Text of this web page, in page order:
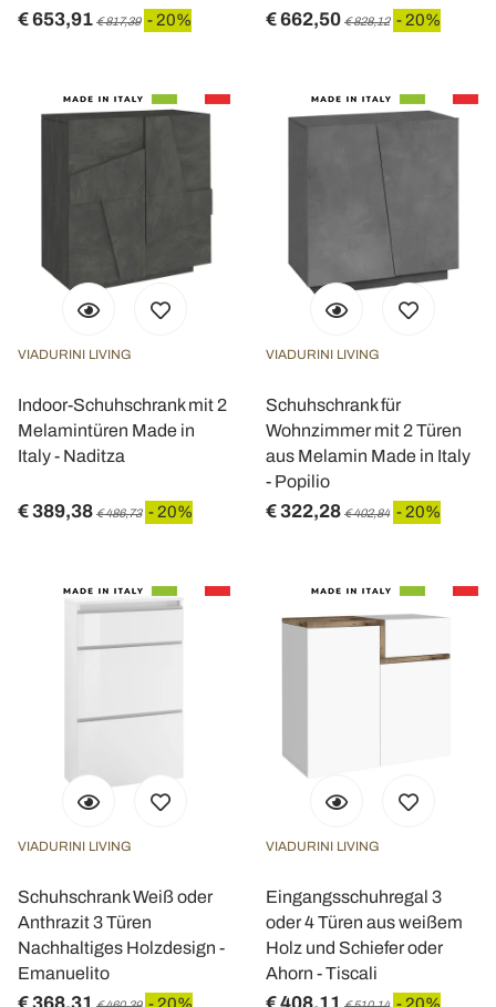
€ 653,91 € 817,39 - 20% € 662,50 € 828,12 - 20%
VIADURINI LIVING
Indoor-Schuhschrank mit 2
Melamintüren Made in
Italy - Naditza
€ 389,38 € 486,73 - 20%
VIADURINI LIVING
Schuhschrank für
Wohnzimmer mit 2 Türen
aus Melamin Made in Italy
- Popilio
€ 322,28 € 402,84 - 20%
VIADURINI LIVING
Schuhschrank Weiß oder
Anthrazit 3 Türen
Nachhaltiges Holzdesign -
Emanuelito
€ 368,31 - 20%
VIADURINI LIVING
Eingangsschuhregal 3
oder 4 Türen aus weißem
Holz und Schiefer oder
Ahorn - Tiscali
€ 408,11 - 20%